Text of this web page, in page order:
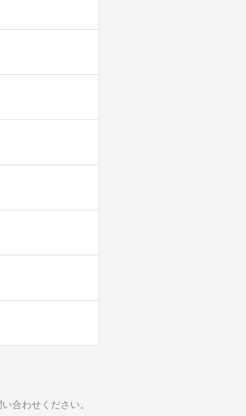
合わせください。